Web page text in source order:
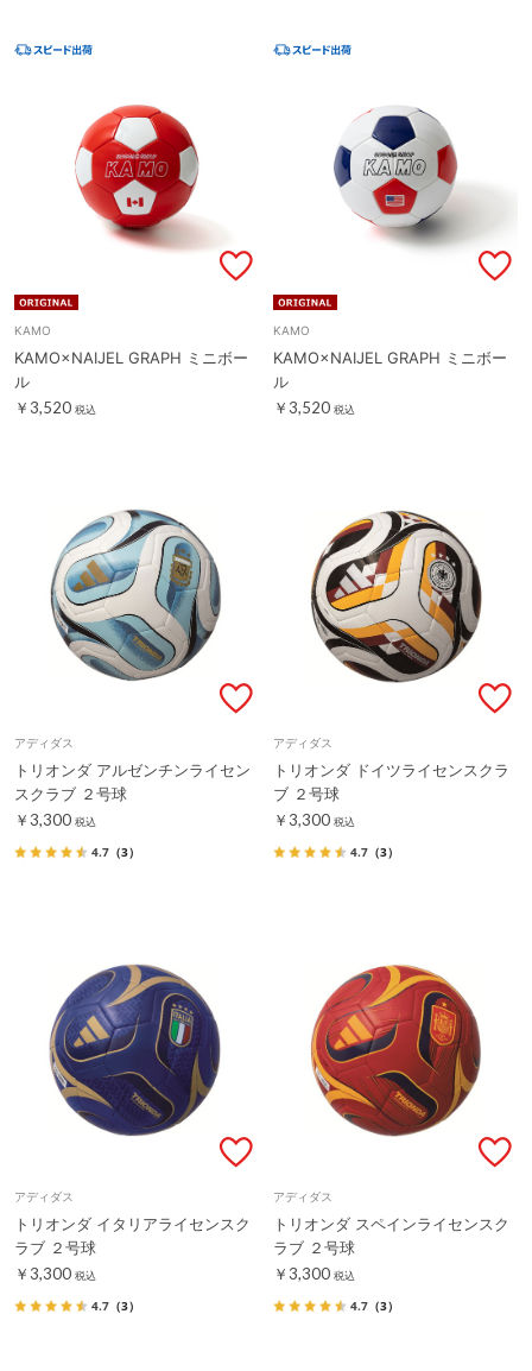
KAMO
KAMO×NAIJEL GRAPH ミニボー
ル
￥3,520 税込
KAMO
KAMO×NAIJEL GRAPH ミニボー
ル
￥3,520 税込
アディダス
トリオンダ アルゼンチンライセン
スクラブ ２号球
￥3,300 税込
4.7 （3）
アディダス
トリオンダ ドイツライセンスクラ
ブ ２号球
￥3,300 税込
4.7 （3）
アディダス
トリオンダ イタリアライセンスク
ラブ ２号球
￥3,300 税込
4.7 （3）
アディダス
トリオンダ スペインライセンスク
ラブ ２号球
￥3,300 税込
4.7 （3）